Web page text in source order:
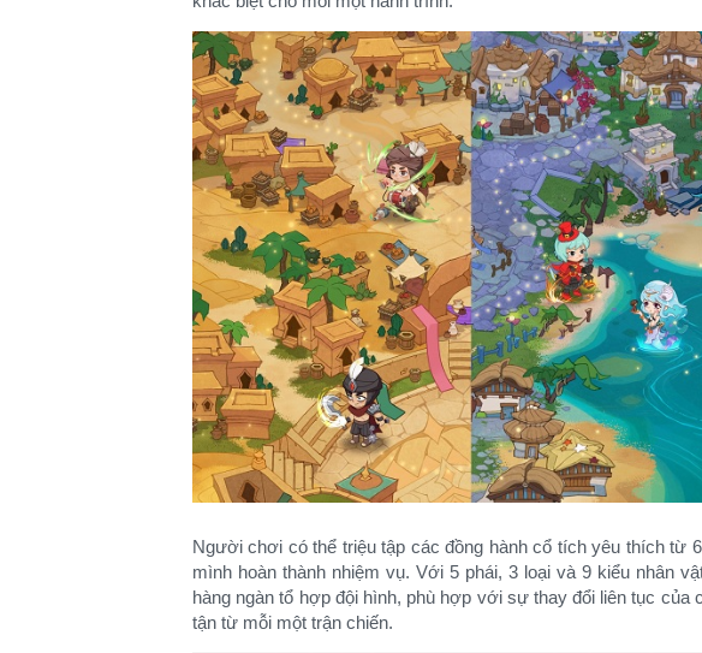
Người chơi có thể triệu tập các đồng hành cổ tích yêu thích từ
mình hoàn thành nhiệm vụ. Với 5 phái, 3 loại và 9 kiểu nhân
hàng ngàn tổ hợp đội hình, phù hợp với sự thay đổi liên tục
tận từ mỗi một trận chiến.​